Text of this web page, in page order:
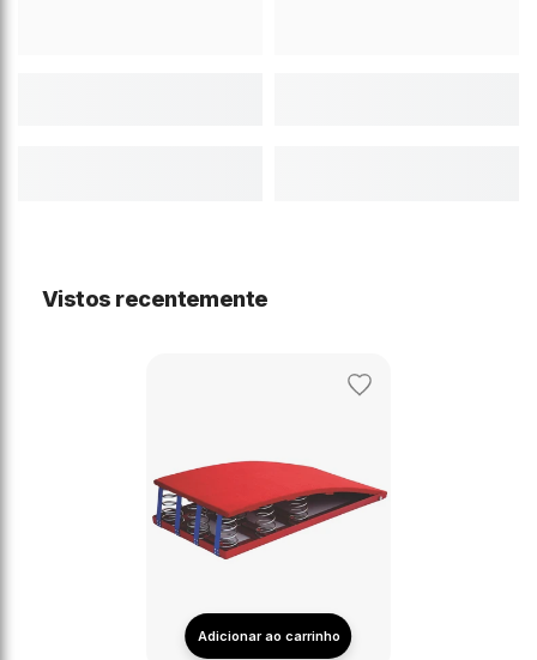
Vistos recentemente
Adicionar